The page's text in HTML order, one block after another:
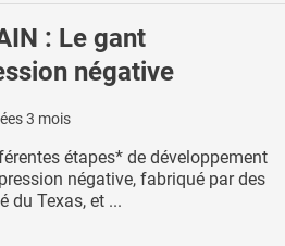
: Le gant
négative
3 mois
étapes* de développement
négative, fabriqué par des
du Texas, et ...